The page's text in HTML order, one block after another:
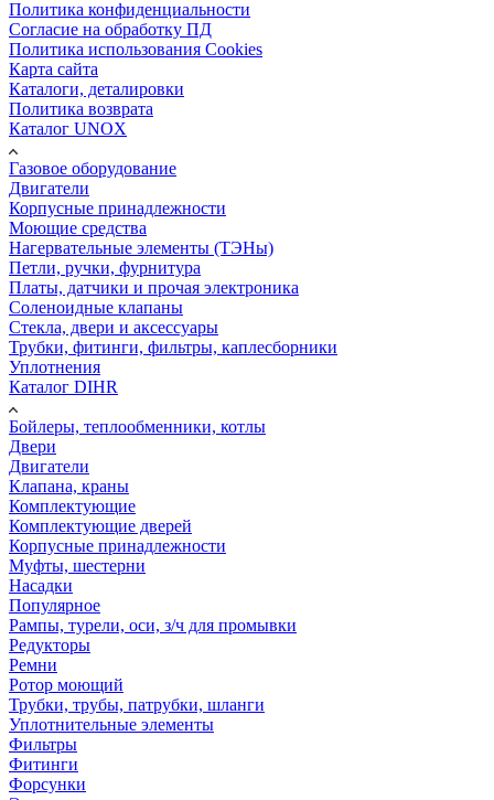
Политика конфиденциальности
Согласие на обработку ПД
Политика использования Cookies
Карта сайта
Каталоги, деталировки
Политика возврата
Каталог UNOX
Газовое оборудование
Двигатели
Корпусные принадлежности
Моющие средства
Нагервательные элементы (ТЭНы)
Петли, ручки, фурнитура
Платы, датчики и прочая электроника
Соленоидные клапаны
Стекла, двери и аксессуары
Трубки, фитинги, фильтры, каплесборники
Уплотнения
Каталог DIHR
Бойлеры, теплообменники, котлы
Двери
Двигатели
Клапана, краны
Комплектующие
Комплектующие дверей
Корпусные принадлежности
Муфты, шестерни
Насадки
Популярное
Рампы, турели, оси, з/ч для промывки
Редукторы
Ремни
Ротор моющий
Трубки, трубы, патрубки, шланги
Уплотнительные элементы
Фильтры
Фитинги
Форсунки